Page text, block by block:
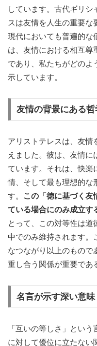
しています。古代ギリシ
スは友情を人生の重要な
現代においても普遍的な
は、友情における相互尊
であり、私たちがどのよ
示しています。
友情の背景にある
アリストテレスは、友情
えました。彼は、友情
ています。それは、快楽
情、そして最も理想的な
す。
この「徳に基づく友
ている場合にのみ成立す
とって、この対等性は道
中でのみ維持されます。
なつながり以上のもので
重し合う関係が重要であ
名言が示す深い意味
「互いの等しさ」とい
に対して優位に立たない